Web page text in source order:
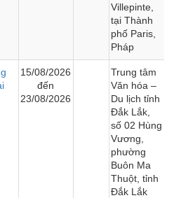
Villepinte,
tại Thành
phố Paris,
Pháp
15/08/2026
đến
23/08/2026
Trung tâm
Văn hóa –
Du lịch tỉnh
Đắk Lắk,
số 02 Hùng
Vương,
phường
Buôn Ma
Thuột, tỉnh
Đắk Lắk